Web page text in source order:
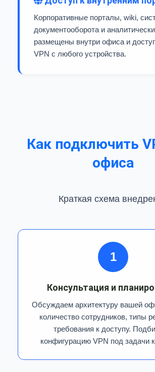
Корпоративные порталы, wiki,
документооборота и
размещены внутри офиса и
VPN с любого устройства.
Как подключить
офиса
Краткая схема
1
Консультация и
Обсуждаем архитектуру вашей
количество сотрудников, типы
требования к доступу.
конфигурацию VPN под задачи